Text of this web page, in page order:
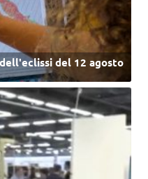
del 12 agosto